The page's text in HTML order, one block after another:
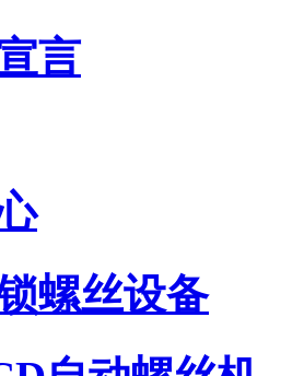
言
螺丝设备